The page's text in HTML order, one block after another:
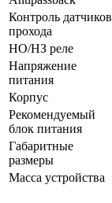
Контроль датчиков
прохода
НО/НЗ реле
Напряжение
питания
Корпус
Рекомендуемый
блок питания
Габаритные
размеры
Масса устройства